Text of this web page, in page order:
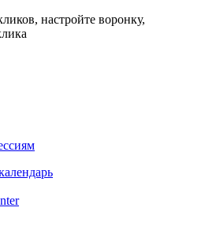
настройте воронку,